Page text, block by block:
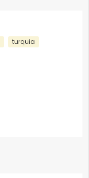
turquia